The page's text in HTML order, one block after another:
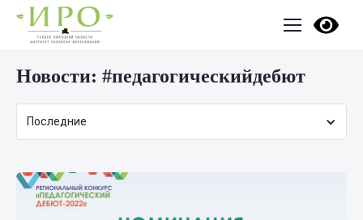
Новости: #педагогическийдебют
Последние